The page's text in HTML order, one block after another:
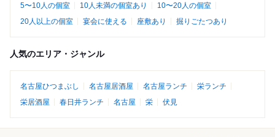
5〜10人の個室
10人未満の個室あり
10〜20人の個室
20人以上の個室
宴会に使える 座敷あり 掘りごたつあり
人気のエリア・ジャンル
名古屋ひつまぶし 名古屋居酒屋 名古屋ランチ
栄ランチ
栄居酒屋
春日井ランチ 名古屋 栄 伏見